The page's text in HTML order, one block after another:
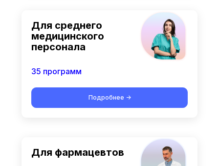
Для среднего
медицинского
персонала
35 программ
Подробнее ->
Для фармацевтов